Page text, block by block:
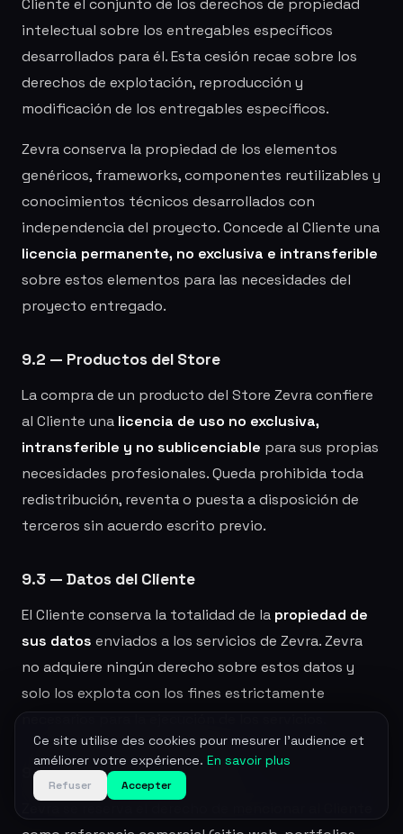
Ce site utilise des cookies pour mesurer l'audience et
améliorer votre expérience. En savoir plus
Refuser Accepter
intelectual sobre los entregables específicos
desarrollados para él. Esta cesión recae sobre los
derechos de explotación, reproducción y
modificación de los entregables específicos.
Zevra conserva la propiedad de los elementos
genéricos, frameworks, componentes reutilizables y
conocimientos técnicos desarrollados con
independencia del proyecto. Concede al Cliente una
licencia permanente, no exclusiva e intransferible
sobre estos elementos para las necesidades del
proyecto entregado.
9.2 — Productos del Store
La compra de un producto del Store Zevra confiere
al Cliente una licencia de uso no exclusiva,
intransferible y no sublicenciable para sus propias
necesidades profesionales. Queda prohibida toda
redistribución, reventa o puesta a disposición de
terceros sin acuerdo escrito previo.
9.3 — Datos del Cliente
El Cliente conserva la totalidad de la propiedad de
sus datos enviados a los servicios de Zevra. Zevra
no adquiere ningún derecho sobre estos datos y
solo los explota con los fines estrictamente
9.4 — Referencia comercial